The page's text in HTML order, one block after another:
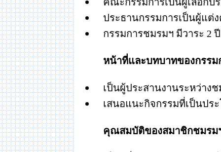
ประธานกรรมการเป็นผู้แต่
กรรมการชมรมฯ มีวาระ 2 ปี
หน้าที่และบทบาทของกรรม
เป็นผู้ประสานงานระหว่าง
เสนอแนะกิจกรรมที่เป็นป
คุณสมบัติของสมาชิกชมรม